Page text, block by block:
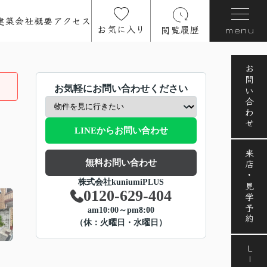
築会社概要アクセス
お気に入り 閲覧履歴 menu
お問い合わせ
来店・見学予約
お気軽にお問い合わせください
LINEからお問い合わせ
無料お問い合わせ
株式会社kuniumiPLUS
0120-629-404
am10:00～pm8:00
（休：火曜日・水曜日）